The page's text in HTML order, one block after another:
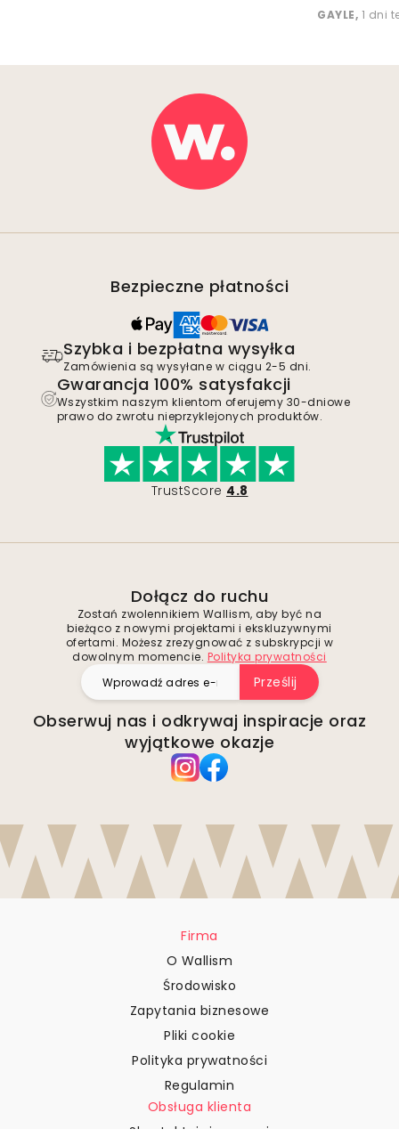
GAYLE, 1 dni
Bezpieczne płatności
Szybka i bezpłatna wysyłka
Zamówienia są wysyłane w ciągu 2-5 dni.
Gwarancja 100% satysfakcji
Wszystkim naszym klientom oferujemy 30-dniowe
prawo do zwrotu nieprzyklejonych produktów.
TrustScore 4.8
Dołącz do ruchu
Zostań zwolennikiem Wallism, aby być na
bieżąco z nowymi projektami i ekskluzywnymi
ofertami. Możesz zrezygnować z subskrypcji w
dowolnym momencie. Polityka prywatności
Prześlij
Obserwuj nas i odkrywaj inspiracje oraz
wyjątkowe okazje
Firma
O Wallism
Środowisko
Zapytania biznesowe
Pliki cookie
Polityka prywatności
Regulamin
Obsługa klienta
Skontaktuj się z nami